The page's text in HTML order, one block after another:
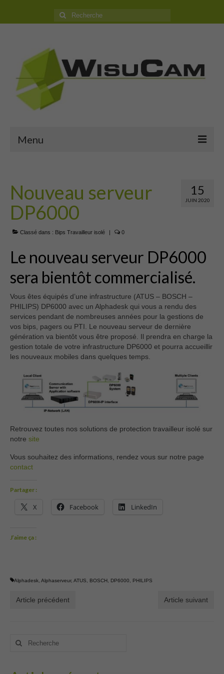
Rechercher
:
Menu
Camping Car
EBL
Accessoires
Qui sommes nous ?
07 59 56 68 79
Contact
15
JUIN 2020
Nouveau serveur
DP6000
Classé dans : Bips Travailleur isolé | 0
Le nouveau serveur DP6000
sera bientôt commercialisé.
Vous êtes équipés d’une infrastructure (ATUS – BOSCH –
PHILIPS) DP6000 avec un Alphadesk qui vous a rendu des
services pendant de nombreuses années pour la gestions de
vos bips, pagers ou PTI. Le nouveau serveur de dernière
génération va bientôt vous être proposé. Il prendra en charge la
gestion totale de votre infrastructure DP6000 et pourra accueillir
les nouveaux mobiles dans quelques temps.
Retrouvez toutes nos solutions de protection travailleur isolé sur
notre site
Vous souhaitez des informations, rendez vous sur notre page
contact
Partager :
X Facebook LinkedIn
J’aime ça :
Alphadesk, Alphaserveur, ATUS, BOSCH, DP6000, PHILIPS
Article précédent Article suivant
Rechercher